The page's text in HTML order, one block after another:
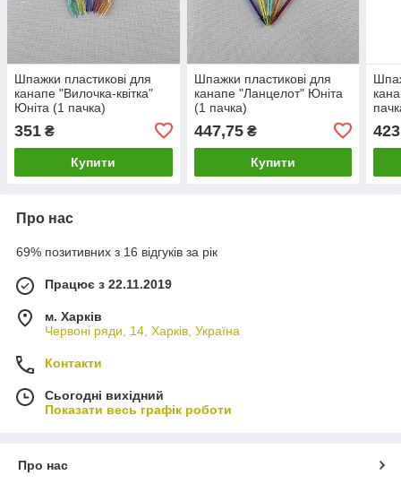
Шпажки пластикові для
канапе "Вилочка-квітка"
Юніта (1 пачка)
351 ₴
Купити
Шпажки пластикові для
канапе "Ланцелот" Юніта
(1 пачка)
447,75₴
Купити
Про нас
69% позитивних з 16 відгуків за рік
Працює з 22.11.2019
м. Харків
Червоні ряди, 14, Харків, Україна
Контакти
Сьогодні вихідний
Показати весь графік роботи
Про нас